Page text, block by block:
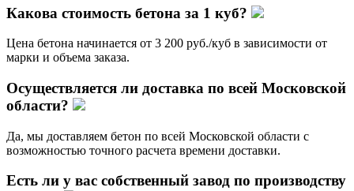
Какова стоимость бетона за 1 куб?
Цена бетона начинается от 3 200 руб./куб в зависимости от
марки и объема заказа.
Осуществляется ли доставка по всей Московской
области?
Да, мы доставляем бетон по всей Московской области с
возможностью точного расчета времени доставки.
Есть ли у вас собственный завод по производству